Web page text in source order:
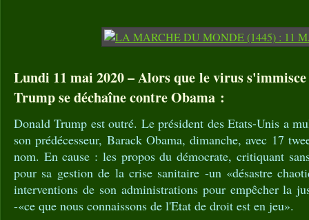
Lundi 11 mai 2020 – Alors que le virus
Trump se déchaîne contre Obama :
Donald Trump est outré. Le président des Etats-Unis a
son prédécesseur, Barack Obama, dimanche, avec 17
nom. En cause : les propos du démocrate, critiquant
pour sa gestion de la crise sanitaire -un «désastre
interventions de son administrations pour empêcher la
-«ce que nous connaissons de l'Etat de droit est en jeu».